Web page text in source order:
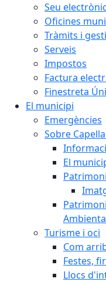
Seu
Oficines
Tràmits i
Serveis
Impostos
Factura
Finestreta
El municipi
Emergències
Sobre
El
Turisme i oci
Com
Festes,
Llocs